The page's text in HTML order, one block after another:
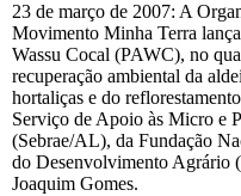
23 de março de 2007: A
Movimento Minha Terra
Wassu Cocal (PAWC), no
recuperação ambiental da
hortaliças e do
Serviço de Apoio às Micro e
(Sebrae/AL), da Fundação
do Desenvolvimento Agrário
Joaquim Gomes.